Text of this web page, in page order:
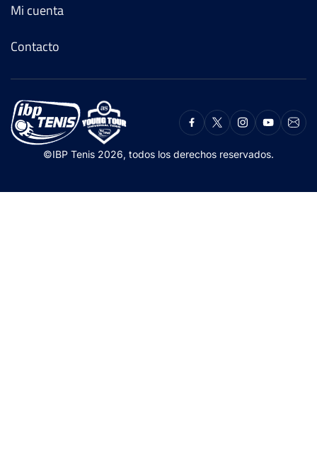
Mi cuenta
Contacto
©IBP Tenis 2026, todos los derechos reservados.